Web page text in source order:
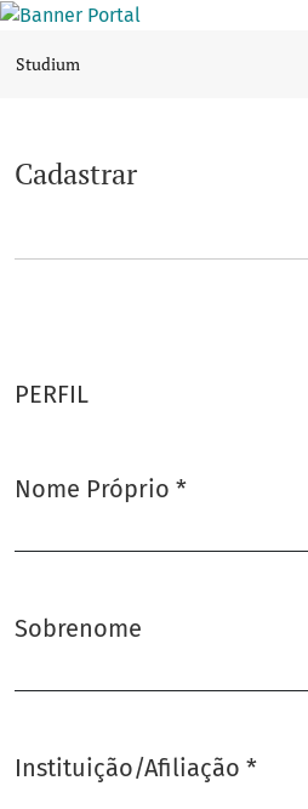
Studium
Cadastrar
PERFIL
Nome Próprio *
Sobrenome
Instituição/Afiliação *